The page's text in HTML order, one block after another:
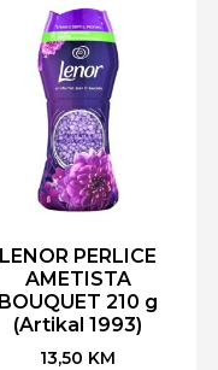
LENOR PERLICE
AMETISTA
BOUQUET 210 g
(Artikal 1993)
13,50 KM